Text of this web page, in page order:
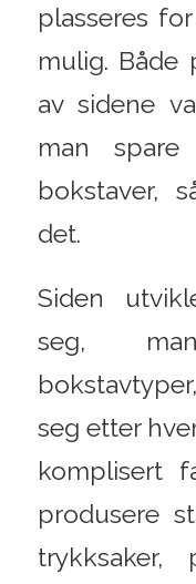
plasseres
mulig. Både
av sidene
man
bokstaver,
det.
Siden
seg,
seg etter
komplisert
produsere
trykksaker,